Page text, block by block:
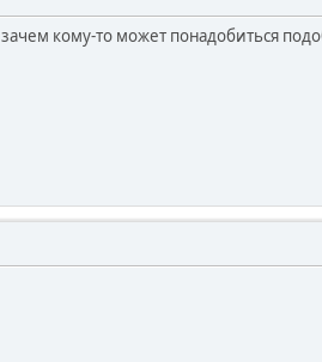
кому-то может понадобиться